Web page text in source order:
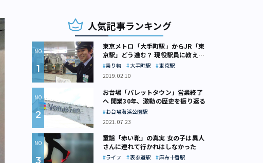
人気記事ランキング
東京メトロ「大手町駅」からJR「東
京駅」どう進む？ 現役駅員に教えて
もらいました
乗り物 大手町駅
東京駅
2019.02.10
お台場「パレットタウン」営業終了
へ 開業30年、激動の歴史を振り返る
お台場海浜公園駅
2021.07.23
童謡「赤い靴」の真実 女の子は異人
さんに連れて行かれはしなかった
ライフ 表参道駅
麻布十番駅